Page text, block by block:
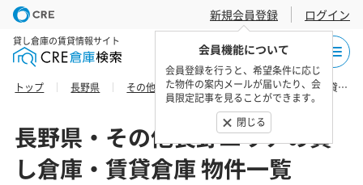
新規会員登録
会員機能について
会員登録を行うと、希望条件に応じ
た物件の案内メールが届いたり、会
員限定記事を見ることができます。
閉じる
ログイン
貸し倉庫の賃貸情報サイト
トップ 長野県 その他長野エリア 諏訪市の貸し倉庫・賃貸倉庫 物件一覧
長野県・その他長野エリアの貸
し倉庫・賃貸倉庫 物件一覧